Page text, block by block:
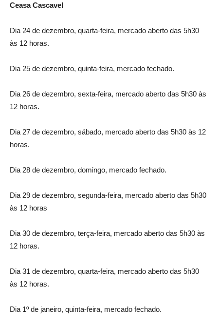
Ceasa Cascavel
Dia 24 de dezembro, quarta-feira, mercado aberto das 5h30
às 12 horas.
Dia 25 de dezembro, quinta-feira, mercado fechado.
Dia 26 de dezembro, sexta-feira, mercado aberto das 5h30 às
12 horas.
Dia 27 de dezembro, sábado, mercado aberto das 5h30 às 12
horas.
Dia 28 de dezembro, domingo, mercado fechado.
Dia 29 de dezembro, segunda-feira, mercado aberto das 5h30
às 12 horas
Dia 30 de dezembro, terça-feira, mercado aberto das 5h30 às
12 horas.
Dia 31 de dezembro, quarta-feira, mercado aberto das 5h30
às 12 horas.
Dia 1º de janeiro, quinta-feira, mercado fechado.